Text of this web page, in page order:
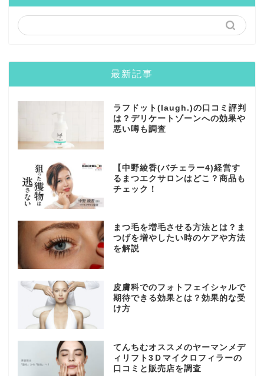
最新記事
ラフドット(laugh.)の口コミ評判
は？デリケートゾーンへの効果や
悪い噂も調査
【中野綾香(バチェラー4)経営す
るまつエクサロンはどこ？商品も
チェック！
まつ毛を増毛させる方法とは？ま
つげを増やしたい時のケアや方法
を解説
皮膚科でのフォトフェイシャルで
期待できる効果とは？効果的な受
け方
てんちむオススメのヤーマンメデ
ィリフト3Ｄマイクロフィラーの
口コミと販売店を調査